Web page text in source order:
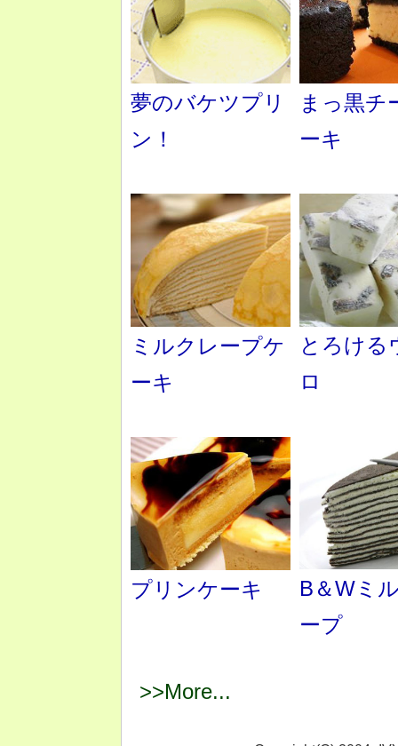
夢のバケツプリ
ン！
ミルクレープケ
ーキ
プリンケーキ
まっ黒チ
ーキ
とろける
ロ
B＆Wミ
ープ
>>More...